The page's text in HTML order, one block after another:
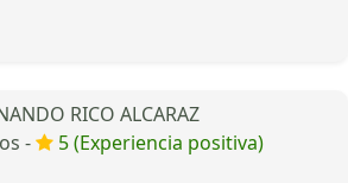
RICO ALCARAZ
-
5 (Experiencia positiva)